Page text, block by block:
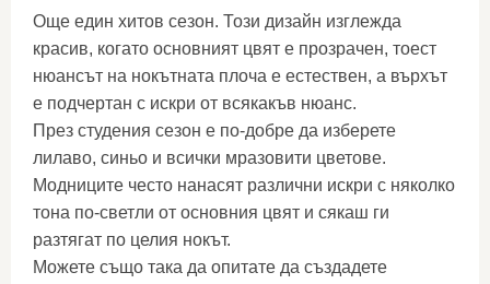
Още един хитов сезон. Този дизайн изглежда
красив, когато основният цвят е прозрачен, тоест
нюансът на нокътната плоча е естествен, а върхът
е подчертан с искри от всякакъв нюанс.
През студения сезон е по-добре да изберете
лилаво, синьо и всички мразовити цветове.
Модниците често нанасят различни искри с няколко
тона по-светли от основния цвят и сякаш ги
разтягат по целия нокът.
Можете също така да опитате да създадете